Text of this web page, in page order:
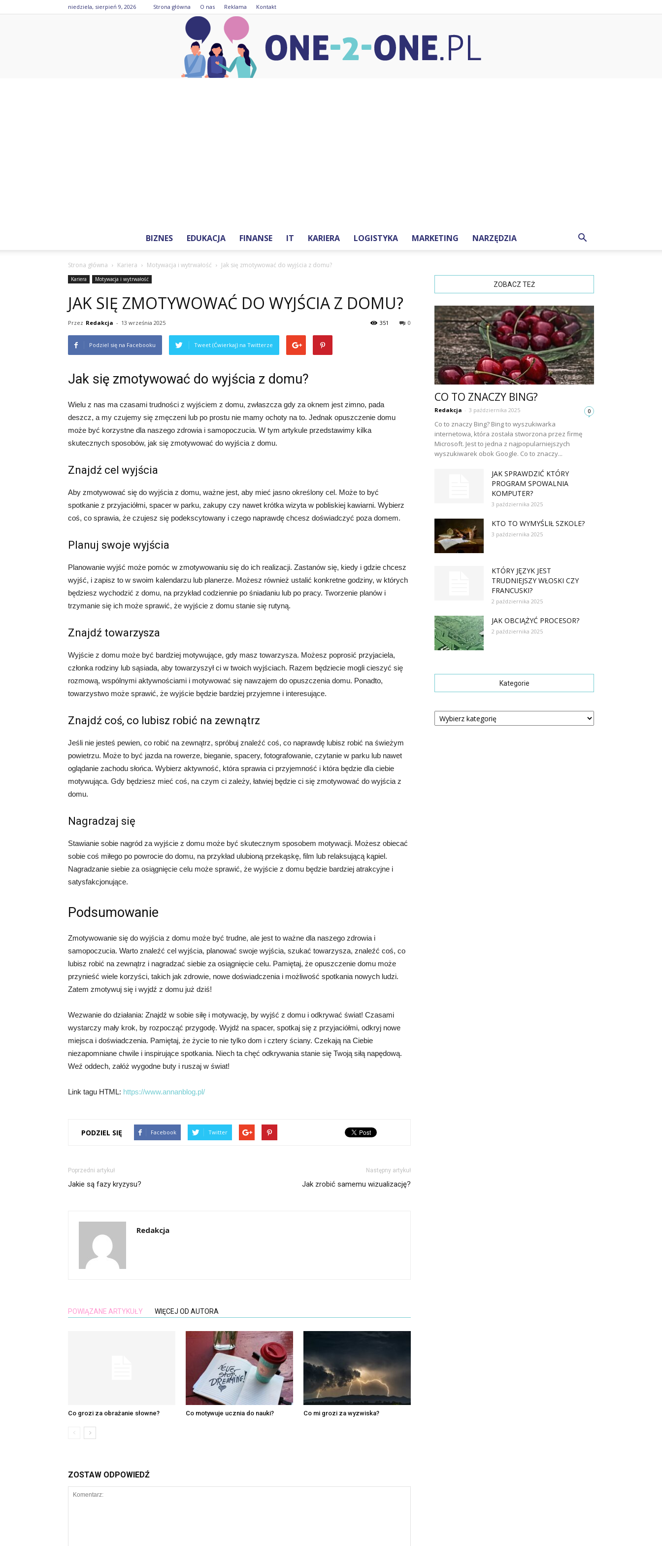
niedziela, sierpień 9, 2026 Strona główna O nas Reklama Kontakt
one.pl
BIZNES EDUKACJA FINANSE IT KARIERA LOGISTYKA MARKETING NARZĘDZIA
Strona główna Kariera Motywacja i wytrwałość Jak się zmotywować do wyjścia z domu?
Kariera Motywacja i wytrwałość
JAK SIĘ ZMOTYWOWAĆ DO WYJŚCIA Z DOMU?
Przez Redakcja - 13 września 2025 0
351
Podziel się na Facebooku Tweet (Ćwierkaj) na Twitterze
Jak się zmotywować do wyjścia z domu?
Wielu z nas ma czasami trudności z wyjściem z domu, zwłaszcza gdy za oknem jest zimno, pada
deszcz, a my czujemy się zmęczeni lub po prostu nie mamy ochoty na to. Jednak opuszczenie domu
może być korzystne dla naszego zdrowia i samopoczucia. W tym artykule przedstawimy kilka
skutecznych sposobów, jak się zmotywować do wyjścia z domu.
Znajdź cel wyjścia
Aby zmotywować się do wyjścia z domu, ważne jest, aby mieć jasno określony cel. Może to być
spotkanie z przyjaciółmi, spacer w parku, zakupy czy nawet krótka wizyta w pobliskiej kawiarni. Wybierz
coś, co sprawia, że czujesz się podekscytowany i czego naprawdę chcesz doświadczyć poza domem.
Planuj swoje wyjścia
Planowanie wyjść może pomóc w zmotywowaniu się do ich realizacji. Zastanów się, kiedy i gdzie chcesz
wyjść, i zapisz to w swoim kalendarzu lub planerze. Możesz również ustalić konkretne godziny, w których
będziesz wychodzić z domu, na przykład codziennie po śniadaniu lub po pracy. Tworzenie planów i
trzymanie się ich może sprawić, że wyjście z domu stanie się rutyną.
Znajdź towarzysza
Wyjście z domu może być bardziej motywujące, gdy masz towarzysza. Możesz poprosić przyjaciela,
członka rodziny lub sąsiada, aby towarzyszył ci w twoich wyjściach. Razem będziecie mogli cieszyć się
rozmową, wspólnymi aktywnościami i motywować się nawzajem do opuszczenia domu. Ponadto,
towarzystwo może sprawić, że wyjście będzie bardziej przyjemne i interesujące.
Znajdź coś, co lubisz robić na zewnątrz
Jeśli nie jesteś pewien, co robić na zewnątrz, spróbuj znaleźć coś, co naprawdę lubisz robić na świeżym
powietrzu. Może to być jazda na rowerze, bieganie, spacery, fotografowanie, czytanie w parku lub nawet
oglądanie zachodu słońca. Wybierz aktywność, która sprawia ci przyjemność i która będzie dla ciebie
motywująca. Gdy będziesz mieć coś, na czym ci zależy, łatwiej będzie ci się zmotywować do wyjścia z
domu.
Nagradzaj się
Stawianie sobie nagród za wyjście z domu może być skutecznym sposobem motywacji. Możesz obiecać
sobie coś miłego po powrocie do domu, na przykład ulubioną przekąskę, film lub relaksującą kąpiel.
Nagradzanie siebie za osiągnięcie celu może sprawić, że wyjście z domu będzie bardziej atrakcyjne i
satysfakcjonujące.
Podsumowanie
Zmotywowanie się do wyjścia z domu może być trudne, ale jest to ważne dla naszego zdrowia i
samopoczucia. Warto znaleźć cel wyjścia, planować swoje wyjścia, szukać towarzysza, znaleźć coś, co
lubisz robić na zewnątrz i nagradzać siebie za osiągnięcie celu. Pamiętaj, że opuszczenie domu może
przynieść wiele korzyści, takich jak zdrowie, nowe doświadczenia i możliwość spotkania nowych ludzi.
Zatem zmotywuj się i wyjdź z domu już dziś!
Wezwanie do działania: Znajdź w sobie siłę i motywację, by wyjść z domu i odkrywać świat! Czasami
wystarczy mały krok, by rozpocząć przygodę. Wyjdź na spacer, spotkaj się z przyjaciółmi, odkryj nowe
miejsca i doświadczenia. Pamiętaj, że życie to nie tylko dom i cztery ściany. Czekają na Ciebie
niezapomniane chwile i inspirujące spotkania. Niech ta chęć odkrywania stanie się Twoją siłą napędową.
Weź oddech, załóż wygodne buty i ruszaj w świat!
Link tagu HTML: https://www.annanblog.pl/
PODZIEL SIĘ Facebook Twitter
Poprzedni artykuł
Jakie są fazy kryzysu?
Następny artykuł
Jak zrobić samemu wizualizację?
Redakcja
POWIĄZANE ARTYKUŁY WIĘCEJ OD AUTORA
Co grozi za obrażanie słowne? Co motywuje ucznia do nauki? Co mi grozi za wyzwiska?
ZOSTAW ODPOWIEDŹ
ZOBACZ TEŻ
CO TO ZNACZY BING?
Redakcja - 3 października 2025 0
Co to znaczy Bing? Bing to wyszukiwarka
internetowa, która została stworzona przez firmę
Microsoft. Jest to jedna z najpopularniejszych
wyszukiwarek obok Google. Co to znaczy...
JAK SPRAWDZIĆ KTÓRY
PROGRAM SPOWALNIA
KOMPUTER?
3 października 2025
KTO TO WYMYŚLIŁ SZKOLE?
3 października 2025
KTÓRY JĘZYK JEST
TRUDNIEJSZY WŁOSKI CZY
FRANCUSKI?
2 października 2025
JAK OBCIĄŻYĆ PROCESOR?
2 października 2025
Kategorie
Kategorie